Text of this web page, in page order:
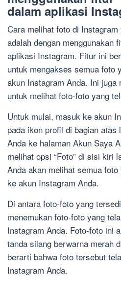
dalam aplikasi
Cara melihat foto di
adalah dengan menggunakan
aplikasi Instagram. Fitur ini
untuk mengakses semua foto
akun Instagram Anda. Ini juga
untuk melihat foto-foto yang
Untuk mulai, masuk ke akun
pada ikon profil di bagian
Anda ke halaman Akun Saya
melihat opsi “Foto” di sisi kiri
Anda akan melihat semua
ke akun Instagram Anda.
Di antara foto-foto yang
menemukan foto-foto yang
Instagram Anda. Foto-foto ini
tanda silang berwarna merah
berarti bahwa foto tersebut
Instagram Anda.